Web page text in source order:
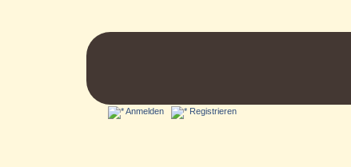
Anmelden Registrieren